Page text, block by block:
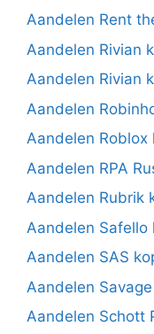
Aandelen Rent
Aandelen Rivian
Aandelen Rivian
Aandelen
Aandelen Roblox
Aandelen RPA
Aandelen Rubrik
Aandelen Safello
Aandelen SAS
Aandelen
Aandelen Schott